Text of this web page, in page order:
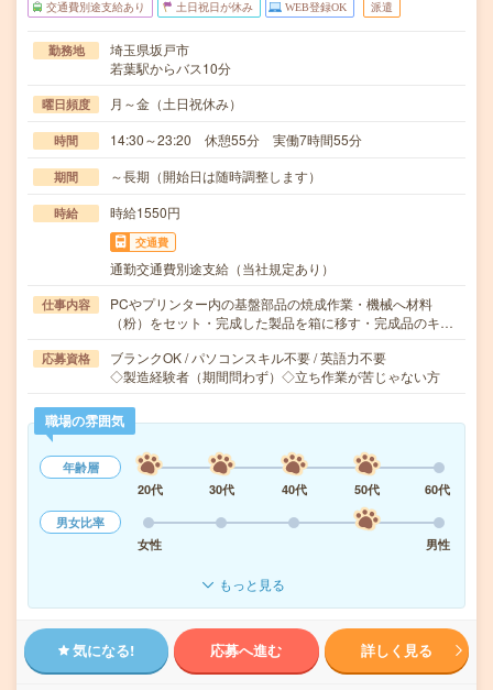
交通費別途支給あり 土日祝日が休み WEB登録OK 派遣
勤務地
埼玉県坂戸市
若葉駅からバス10分
曜日頻度 月～金（土日祝休み）
時間 14:30～23:20 休憩55分 実働7時間55分
期間 ～長期（開始日は随時調整します）
時給 時給1550円
交通費
通勤交通費別途支給（当社規定あり）
仕事内容
PCやプリンター内の基盤部品の焼成作業・機械へ材料
（粉）をセット・完成した製品を箱に移す・完成品のキ…
応募資格
ブランクOK / パソコンスキル不要 / 英語力不要
◇製造経験者（期間問わず）◇立ち作業が苦じゃない方
職場の雰囲気
年齢層
20代
30代 40代 50代
60代
男女比率
女性
男性
もっと見る
気になる! 応募へ進む 詳しく見る